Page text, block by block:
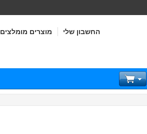
מוצרים מומלצים החשבון שלי